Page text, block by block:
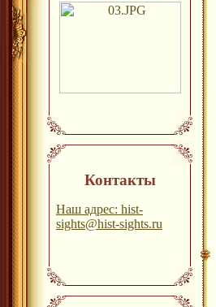
Контакты
Наш адрес: hist-
sights@hist-sights.ru